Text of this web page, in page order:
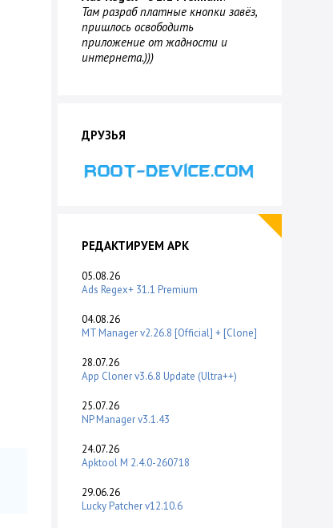
Там разраб платные кнопки завёз,
пришлось освободить
приложение от жадности и
интернета.)))
ДРУЗЬЯ
РЕДАКТИРУЕМ APK
05.08.26
Ads Regex+ 31.1 Premium
04.08.26
MT Manager v2.26.8 [Official] + [Clone]
28.07.26
App Cloner v3.6.8 Update (Ultra++)
25.07.26
NP Manager v3.1.43
24.07.26
Apktool M 2.4.0-260718
29.06.26
Lucky Patcher v12.10.6